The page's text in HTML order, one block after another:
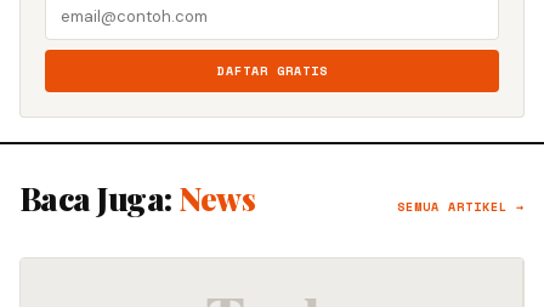
DAFTAR GRATIS
Baca Juga: News SEMUA ARTIKEL →